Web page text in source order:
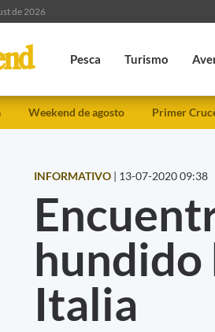
de 2026
Pesca Turismo
Weekend de agosto Primer
INFORMATIVO | 13-07-2020 09:38
hundido
Italia